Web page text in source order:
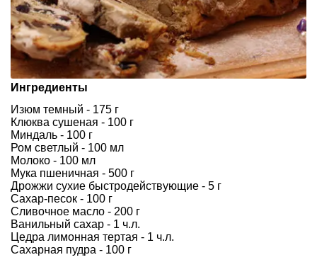
Ингредиенты
Изюм темный - 175 г
Клюква сушеная - 100 г
Миндаль - 100 г
Ром светлый - 100 мл
Молоко - 100 мл
Мука пшеничная - 500 г
Дрожжи сухие быстродействующие - 5 г
Сахар-песок - 100 г
Сливочное масло - 200 г
Ванильный сахар - 1 ч.л.
Цедра лимонная тертая - 1 ч.л.
Сахарная пудра - 100 г